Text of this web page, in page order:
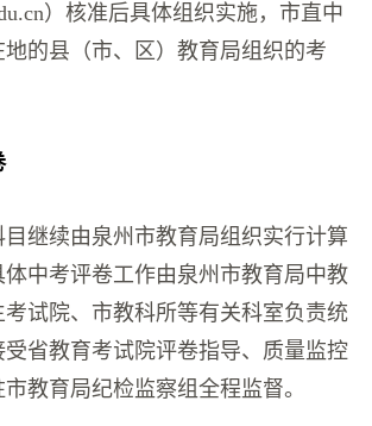
）核准后具体组织实施，市直中
的县（市、区）教育局组织的考
继续由泉州市教育局组织实行计算
中考评卷工作由泉州市教育局中教
试院、市教科所等有关科室负责统
省教育考试院评卷指导、质量监控
教育局纪检监察组全程监督。